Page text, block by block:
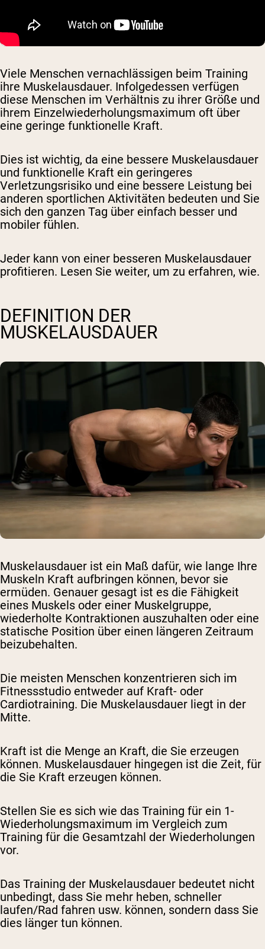
Viele Menschen vernachlässigen beim Training
ihre Muskelausdauer. Infolgedessen verfügen
diese Menschen im Verhältnis zu ihrer Größe und
ihrem Einzelwiederholungsmaximum oft über
eine geringe funktionelle Kraft.
Dies ist wichtig, da eine bessere Muskelausdauer
und funktionelle Kraft ein geringeres
Verletzungsrisiko und eine bessere Leistung bei
anderen sportlichen Aktivitäten bedeuten und Sie
sich den ganzen Tag über einfach besser und
mobiler fühlen.
Jeder kann von einer besseren Muskelausdauer
profitieren. Lesen Sie weiter, um zu erfahren, wie.
DEFINITION DER
MUSKELAUSDAUER
Muskelausdauer ist ein Maß dafür, wie lange Ihre
Muskeln Kraft aufbringen können, bevor sie
ermüden. Genauer gesagt ist es die Fähigkeit
eines Muskels oder einer Muskelgruppe,
wiederholte Kontraktionen auszuhalten oder eine
statische Position über einen längeren Zeitraum
beizubehalten.
Die meisten Menschen konzentrieren sich im
Fitnessstudio entweder auf Kraft- oder
Cardiotraining. Die Muskelausdauer liegt in der
Mitte.
Kraft ist die Menge an Kraft, die Sie erzeugen
können. Muskelausdauer hingegen ist die Zeit, für
die Sie Kraft erzeugen können.
Stellen Sie es sich wie das Training für ein 1-
Wiederholungsmaximum im Vergleich zum
Training für die Gesamtzahl der Wiederholungen
vor.
Das Training der Muskelausdauer bedeutet nicht
unbedingt, dass Sie mehr heben, schneller
laufen/Rad fahren usw. können, sondern dass Sie
dies länger tun können.